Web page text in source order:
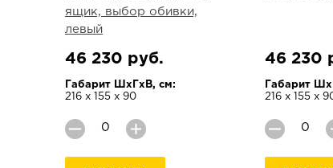
ящик, выбор обивки,
левый
46 230 руб.
Габарит ШхГхВ, см:
216 х 155 х 90
46 230
Габарит
216 х 155 х